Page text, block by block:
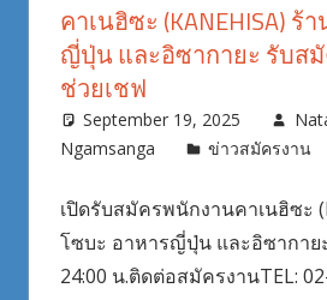
คาเนฮิซะ (KANEHISA) ร้
ญี่ปุ่น และอิซากายะ รับส
ช่วยเชฟ
September 19, 2025
Ngamsanga
ข่าวสมัครงาน
เปิดรับสมัครพนักงานคาเนฮิซะ
โซบะ อาหารญี่ปุ่น และอิซากายะ
24:00 น.ติดต่อสมัครงานTEL: